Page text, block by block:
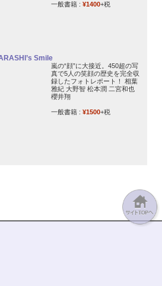
一般書籍 : ¥1400+税
Smile
嵐の“顔”に大接近。450超の写
真で5人の笑顔の歴史を完全収
録したフォトレポート！ 相葉
雅紀 大野智 松本潤 二宮和也
櫻井翔
一般書籍 : ¥1500+税